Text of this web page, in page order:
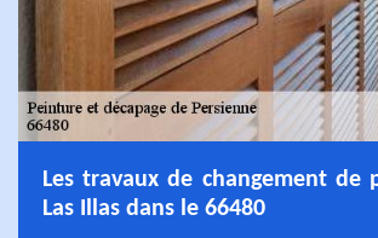
Les travaux de changement de
Las Illas dans le 66480